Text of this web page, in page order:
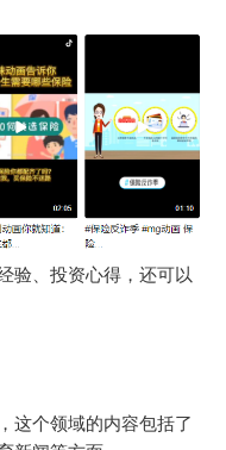
验、投资心得，还可以
这个领域的内容包括了